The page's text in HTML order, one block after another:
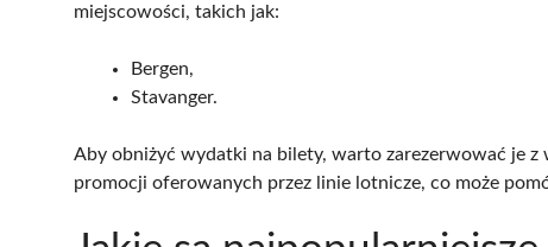
miejscowości, takich jak:
Bergen,
Stavanger.
Aby obniżyć wydatki na bilety, warto zarezerwować je z
promocji oferowanych przez linie lotnicze, co może